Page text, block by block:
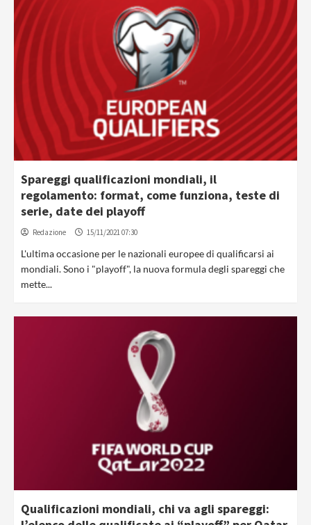
Spareggi qualificazioni mondiali, il
regolamento: format, come funziona, teste di
serie, date dei playoff
Redazione 15/11/2021 07:30
L'ultima occasione per le nazionali europee di qualificarsi ai
mondiali. Sono i "playoff", la nuova formula degli spareggi che
mette...
Qualificazioni mondiali, chi va agli spareggi: